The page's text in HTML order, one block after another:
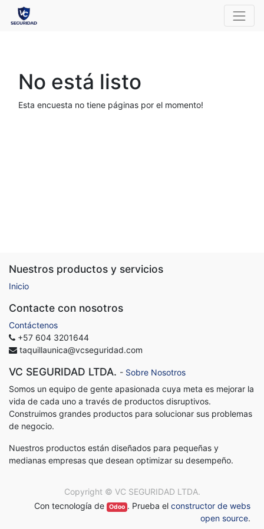
No está listo
Esta encuesta no tiene páginas por el momento!
Nuestros productos y servicios
Inicio
Contacte con nosotros
Contáctenos
+57 604 3201644
taquillaunica@vcseguridad.com
VC SEGURIDAD LTDA. - Sobre Nosotros
Somos un equipo de gente apasionada cuya meta es mejorar la
vida de cada uno a través de productos disruptivos.
Construimos grandes productos para solucionar sus problemas
de negocio.
Nuestros productos están diseñados para pequeñas y
medianas empresas que desean optimizar su desempeño.
Copyright © VC SEGURIDAD LTDA.
Con tecnología de
Odoo . Prueba el constructor de webs
open source.